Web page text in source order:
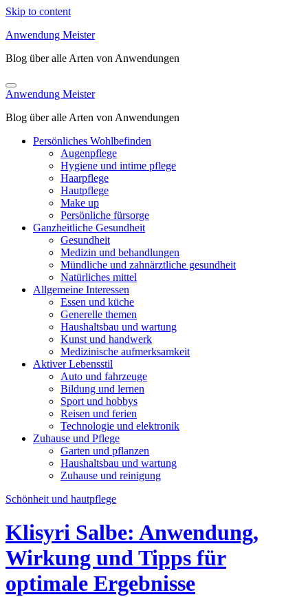
Skip to content
Anwendung Meister
Blog über alle Arten von Anwendungen
Anwendung Meister
Blog über alle Arten von Anwendungen
Persönliches Wohlbefinden
Augenpflege
Hygiene und intime pflege
Haarpflege
Hautpflege
Make up
Persönliche fürsorge
Ganzheitliche Gesundheit
Gesundheit
Medizin und behandlungen
Mündliche und zahnärztliche gesundheit
Natürliches mittel
Allgemeine Interessen
Essen und küche
Generelle themen
Haushaltsbau und wartung
Kunst und handwerk
Medizinische aufmerksamkeit
Aktiver Lebensstil
Auto und fahrzeuge
Bildung und lernen
Sport und hobbys
Reisen und ferien
Technologie und elektronik
Zuhause und Pflege
Garten und pflanzen
Haushaltsbau und wartung
Zuhause und reinigung
Schönheit und hautpflege
Klisyri Salbe: Anwendung,
Wirkung und Tipps für
optimale Ergebnisse